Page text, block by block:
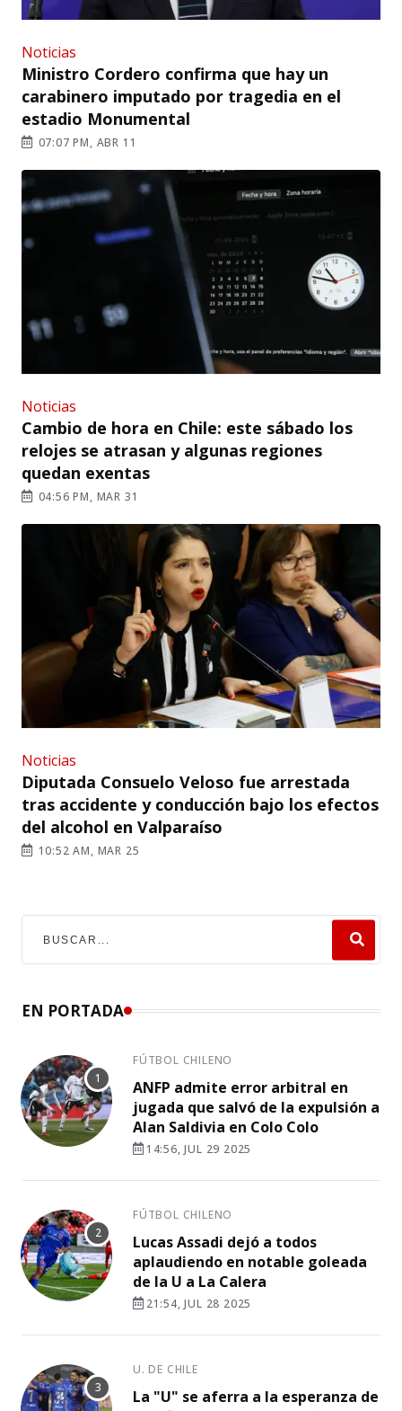
Noticias
Ministro Cordero confirma que hay un
carabinero imputado por tragedia en el
estadio Monumental
07:07 PM, ABR 11
Noticias
Cambio de hora en Chile: este sábado los
relojes se atrasan y algunas regiones
quedan exentas
04:56 PM, MAR 31
Noticias
Diputada Consuelo Veloso fue arrestada
tras accidente y conducción bajo los efectos
del alcohol en Valparaíso
10:52 AM, MAR 25
EN PORTADA
FÚTBOL CHILENO
ANFP admite error arbitral en
jugada que salvó de la expulsión a
Alan Saldivia en Colo Colo
14:56, JUL 29 2025
FÚTBOL CHILENO
Lucas Assadi dejó a todos
aplaudiendo en notable goleada
de la U a La Calera
21:54, JUL 28 2025
U. DE CHILE
La "U" se aferra a la esperanza de